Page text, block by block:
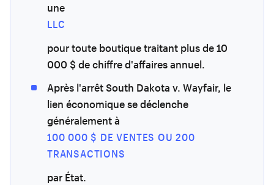
une
LLC
pour toute boutique traitant plus de 10
000 $ de chiffre d'affaires annuel.
Après l'arrêt South Dakota v. Wayfair, le
lien économique se déclenche
généralement à
100 000 $ DE VENTES OU 200
TRANSACTIONS
par État.